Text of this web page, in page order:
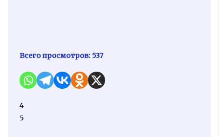
Всего просмотров: 537
4
5